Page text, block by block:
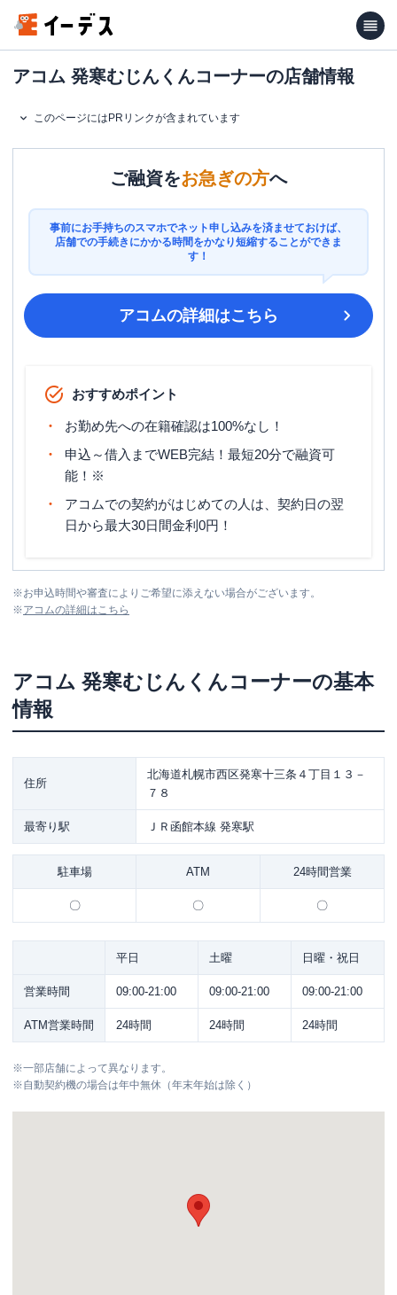
アコム 発寒むじんくんコーナーの店舗情報
このページにはPRリンクが含まれています
ご融資をお急ぎの方へ
事前にお手持ちのスマホでネット申し込みを済ませておけば、
店舗での手続きにかかる時間をかなり短縮することができま
す！
アコムの詳細はこちら
おすすめポイント
お勤め先への在籍確認は100%なし！
申込～借入までWEB完結！最短20分で融資可
能！※
アコムでの契約がはじめての人は、契約日の翌
日から最大30日間金利0円！
※お申込時間や審査によりご希望に添えない場合がございます。
※アコムの詳細はこちら
アコム 発寒むじんくんコーナーの基本
情報
住所
北海道札幌市西区発寒十三条４丁目１３－
７８
最寄り駅 ＪＲ函館本線 発寒駅
駐車場 ATM 24時間営業
〇 〇 〇
平日 土曜 日曜・祝日
営業時間 09:00-21:00 09:00-21:00 09:00-21:00
ATM営業時間 24時間 24時間 24時間
※一部店舗によって異なります。
※自動契約機の場合は年中無休（年末年始は除く）